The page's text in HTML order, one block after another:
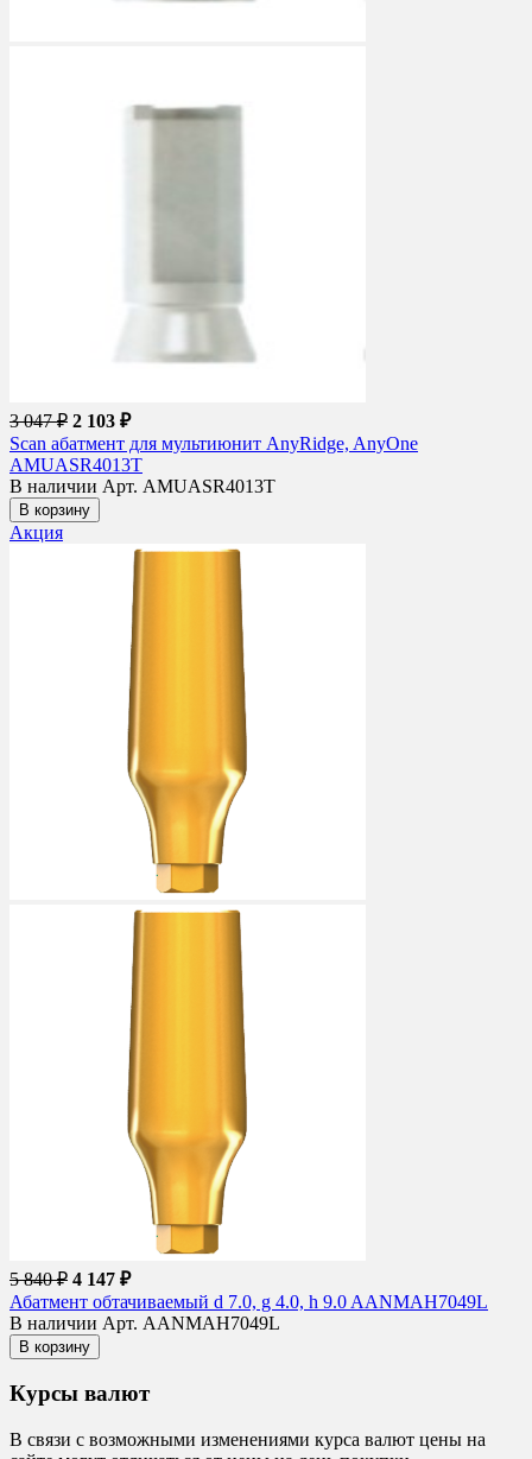
3 047 ₽ 2 103 ₽
Scan абатмент для мультиюнит AnyRidge, AnyOne
AMUASR4013T
В наличии Арт. AMUASR4013T
В корзину
Акция
5 840 ₽ 4 147 ₽
Абатмент обтачиваемый d 7.0, g 4.0, h 9.0 AANMAH7049L
В наличии Арт. AANMAH7049L
В корзину
Курсы валют
В связи с возможными изменениями курса валют цены на